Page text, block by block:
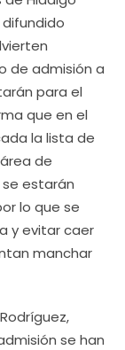
difundido
de admisión a
para el
que en el
la lista de
de
estarán
lo que se
y evitar caer
manchar
se han